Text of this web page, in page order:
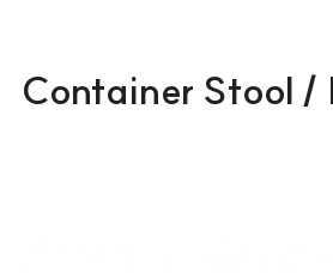
Container Stool /